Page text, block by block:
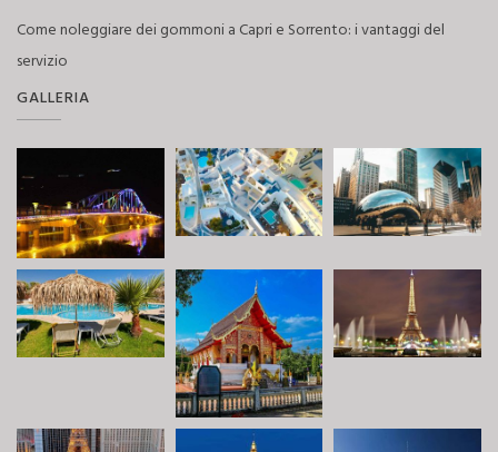
Come noleggiare dei gommoni a Capri e Sorrento: i vantaggi del
servizio
GALLERIA